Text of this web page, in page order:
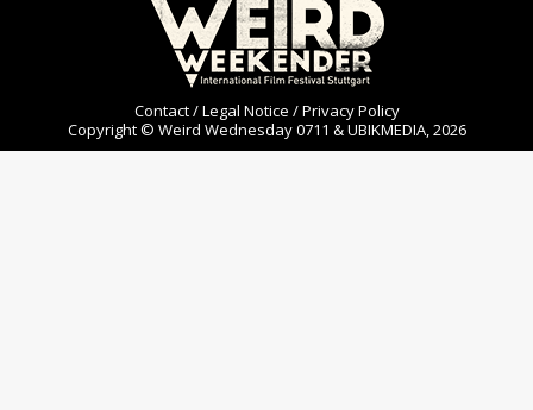
Contact / Legal Notice / Privacy Policy
Copyright © Weird Wednesday 0711 & UBIKMEDIA, 2026